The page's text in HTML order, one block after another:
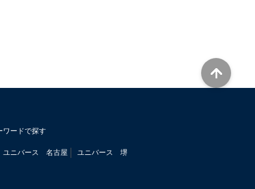
ワードで探す
ユニバース 名古屋
ユニバース 堺